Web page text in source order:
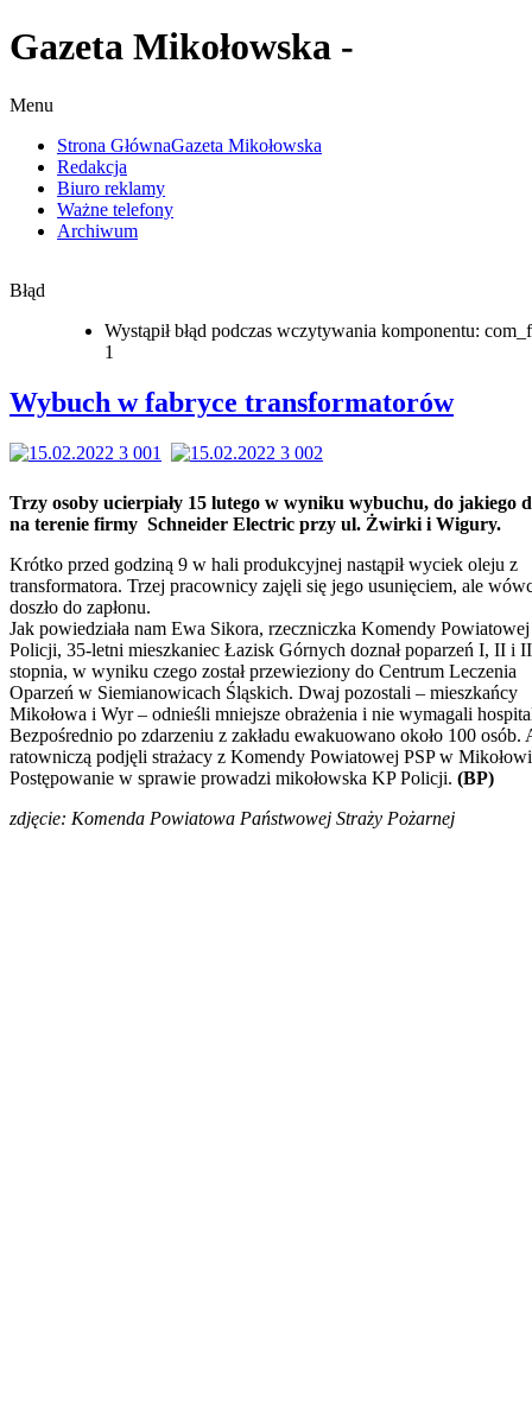
Gazeta Mikołowska -
Menu
Strona GłównaGazeta Mikołowska
Redakcja
Biuro reklamy
Ważne telefony
Archiwum
Błąd
Wystąpił błąd podczas wczytywania komponentu:
1
Wybuch w fabryce transformatorów
Trzy osoby ucierpiały 15 lutego w wyniku wybuchu, do jakiego
na terenie firmy Schneider Electric przy ul. Żwirki i Wigury.
Krótko przed godziną 9 w hali produkcyjnej nastąpił wyciek oleju z
transformatora. Trzej pracownicy zajęli się jego usunięciem, ale
doszło do zapłonu.
Jak powiedziała nam Ewa Sikora, rzeczniczka Komendy Powiatowej
Policji, 35-letni mieszkaniec Łazisk Górnych doznał poparzeń I, II i
stopnia, w wyniku czego został przewieziony do Centrum Leczenia
Oparzeń w Siemianowicach Śląskich. Dwaj pozostali – mieszkańcy
Mikołowa i Wyr – odnieśli mniejsze obrażenia i nie wymagali
Bezpośrednio po zdarzeniu z zakładu ewakuowano około 100 osób.
ratowniczą podjęli strażacy z Komendy Powiatowej PSP w
Postępowanie w sprawie prowadzi mikołowska KP Policji. (BP)
zdjęcie: Komenda Powiatowa Państwowej Straży Pożarnej